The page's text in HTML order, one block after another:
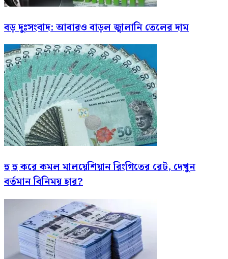
বড় দুঃসংবাদ: আবারও বাড়ল জ্বালানি তেলের দাম
হু হু করে কমল মালয়েশিয়ান রিংগিতের রেট, দেখুন
বর্তমান বিনিময় হার?